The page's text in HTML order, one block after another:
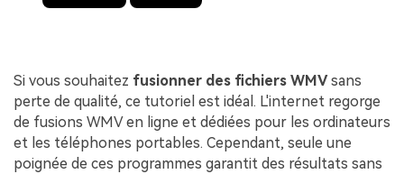
Si vous souhaitez fusionner des fichiers WMV sans
perte de qualité, ce tutoriel est idéal. L'internet regorge
de fusions WMV en ligne et dédiées pour les ordinateurs
et les téléphones portables. Cependant, seule une
poignée de ces programmes garantit des résultats sans